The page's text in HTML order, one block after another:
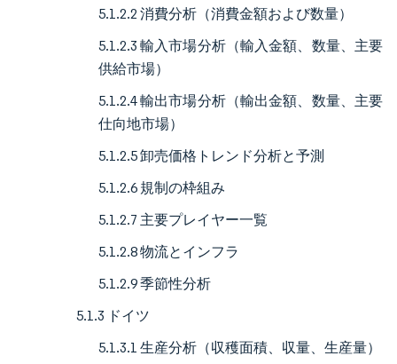
5.1.2.2 消費分析（消費金額および数量）
5.1.2.3 輸入市場分析（輸入金額、数量、主要
供給市場）
5.1.2.4 輸出市場分析（輸出金額、数量、主要
仕向地市場）
5.1.2.5 卸売価格トレンド分析と予測
5.1.2.6 規制の枠組み
5.1.2.7 主要プレイヤー一覧
5.1.2.8 物流とインフラ
5.1.2.9 季節性分析
5.1.3 ドイツ
5.1.3.1 生産分析（収穫面積、収量、生産量）